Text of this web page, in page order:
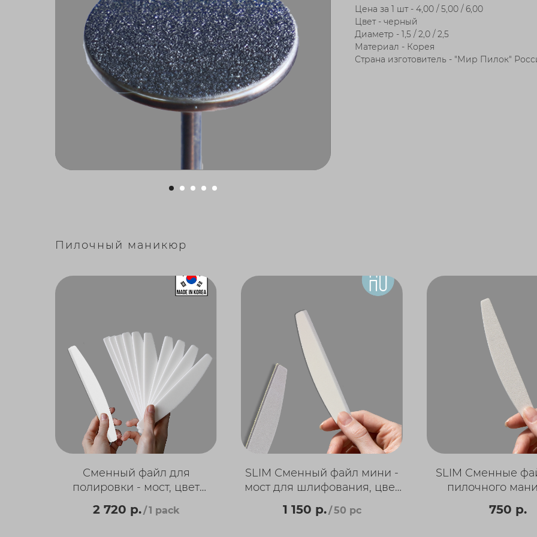
Цена за 1 шт - 4,00 / 5,00 / 6,00
Цвет - черный
Диаметр - 1,5 / 2,0 / 2,5
Материал - Корея
Страна изготовитель - "Мир Пилок"
Пилочный маникюр
Сменный файл для
полировки - мост, цвет
Корея
2 720 р./1 pack
SLIM Сменный файл мини -
мост для шлифования, цвет
Россия
1 150 р./50 pc
SLIM Сменные
пилочного
750 р.